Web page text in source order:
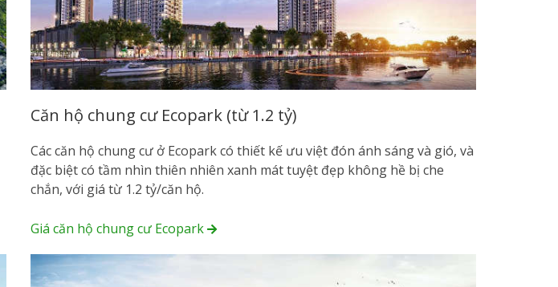
Căn hộ chung cư Ecopark (từ 1.2 tỷ)
Các căn hộ chung cư ở Ecopark có thiết kế ưu việt đón ánh sáng và gió, và
đặc biệt có tầm nhìn thiên nhiên xanh mát tuyệt đẹp không hề bị che
chắn, với giá từ 1.2 tỷ/căn hộ.
Giá căn hộ chung cư Ecopark